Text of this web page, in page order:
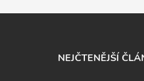
NEJČTENĚJŠÍ